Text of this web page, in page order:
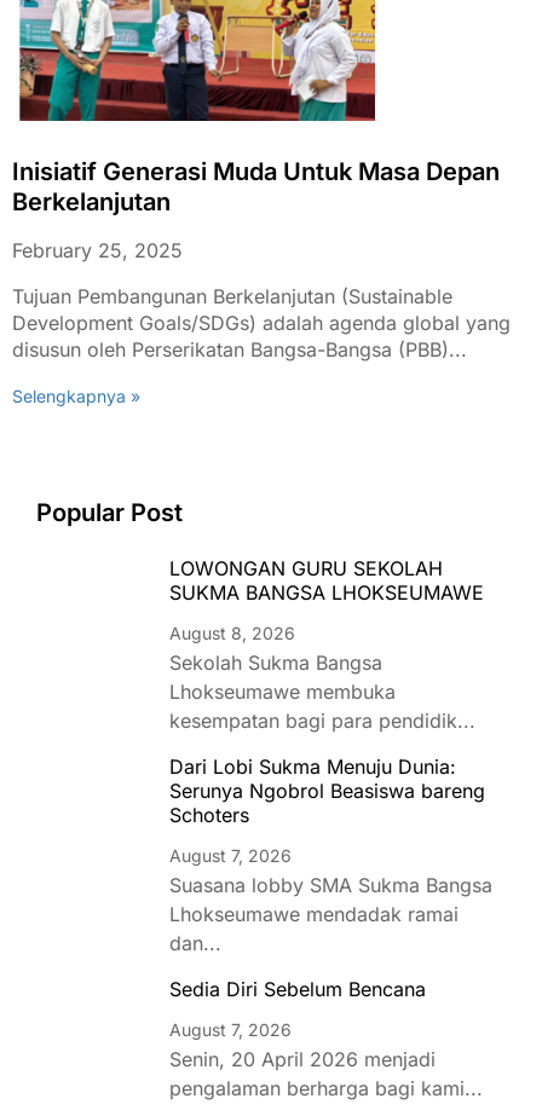
Inisiatif Generasi Muda Untuk Masa Depan
Berkelanjutan
February 25, 2025
Tujuan Pembangunan Berkelanjutan (Sustainable
Development Goals/SDGs) adalah agenda global yang
disusun oleh Perserikatan Bangsa-Bangsa (PBB)...
Selengkapnya »
Popular Post
LOWONGAN GURU SEKOLAH
SUKMA BANGSA LHOKSEUMAWE
August 8, 2026
Sekolah Sukma Bangsa
Lhokseumawe membuka
kesempatan bagi para pendidik...
Dari Lobi Sukma Menuju Dunia:
Serunya Ngobrol Beasiswa bareng
Schoters
August 7, 2026
Suasana lobby SMA Sukma Bangsa
Lhokseumawe mendadak ramai
dan...
Sedia Diri Sebelum Bencana
August 7, 2026
Senin, 20 April 2026 menjadi
pengalaman berharga bagi kami...